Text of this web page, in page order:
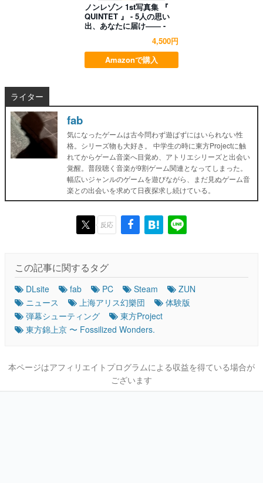
ノンレゾン 1st写真集 『
QUINTET 』 - 5人の思い
出、あなたに届け―― -
4,500円
Amazonで購入
ライター
fab
気になったゲームは古今問わず遊ばずにはいられない性
格。シリーズ物も大好き。 中学生の時に東方Projectに触
れてからゲーム音楽へ目覚め、アトリエシリーズと出会い
覚醒。普段聴く音楽が9割ゲーム関連となってしまった。
幅広いジャンルのゲームを遊びながら、まだ見ぬゲーム音
楽との出会いを求めて日夜探求し続けている。
反応
この記事に関するタグ
DLsite fab PC Steam
ZUN
ニュース
上海アリス幻樂団
体験版
弾幕シューティング
東方Project
東方錦上京 〜 Fossilized Wonders.
本ページはアフィリエイトプログラムによる収益を得ている場合が
ございます